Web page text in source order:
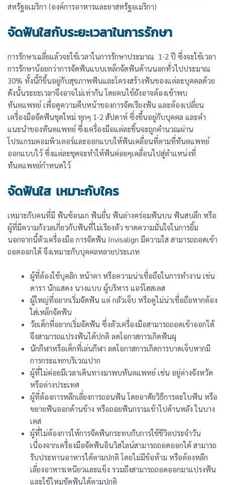
สหรัฐอเมริกา (องค์การอาหารและยาสหรัฐอเมริกา)
จัดฟันใสกับระยะเวลาในการรักษา
การรักษาเฉลี่ยแล้วจะใช้เวลาในการรักษาประมาณ 1-2 ปี ซึ่งจะใช้เวลา
การรักษาน้อยกว่าการจัดฟันแบบเหล็กจัดฟันด้านนอกทั่วไปประมาณ
30% ทั้งนี้ก็ขึ้นอยู่กับสุขภาพฟันและโครงสร้างฟันของแต่ละบุคคลด้วย
ดังนั้นระยะเวลาจึงอาจไม่เท่ากัน โดยคนไข้ยังอาจต้องเข้าพบ
ทันตแพทย์ เพื่อดูความคืบหน้าของการจัดเรียงฟัน และต้องเปลี่ยน
เครื่องมือจัดฟันชุดใหม่ ทุกๆ 1-2 สัปดาห์ ซึ่งขึ้นอยู่กับบุคคล และคำ
แนะนำของทันตแพทย์ ซึ่งเครื่องมือแต่ละชิ้นจะถูกคำนวณผ่าน
โปรแกรมคอมพิวเตอร์และออกแบบให้ฟันเคลื่อนที่ตามที่ทันตแพทย์
ออกแบบไว้ ซึ่งแต่ละชุดจะทำให้ฟันค่อยๆเคลื่อนไปสู่ตำแหน่งที่
ทันตแพทย์กำหนดไว้
จัดฟันใส เหมาะกับใคร
เหมาะกับคนที่มี ฟันซ้อนเก ฟันยื่น ฟันล่างคร่อมฟันบน ฟันสบลึก หรือ
ผู้ที่มีความกังวลเกี่ยวกับฟันที่ไม่เรียงตัว ขาดความมั่นใจในการยิ้ม
นอกจากนี้ตัวเครื่องมือ การจัดฟัน Invisalign มีความใส สามารถถอดเข้า
ถอดออกได้ จึงเหมาะกับบุคคลหลายประเภท
ผู้ที่ต้องใช้บุคลิก หน้าตา หรือความน่าเชื่อถือในการทำงาน เช่น
ดารา นักแสดง นางแบบ ผู้บริหาร แอร์โฮสเตส
ผู้ใหญ่ที่อยากเริ่มจัดฟัน แต่ กลัวเจ็บ หรือดูไม่น่าเชื่อถือหากต้อง
ใส่เหล็กจัดฟัน
วัยเด็กที่อยากเริ่มจัดฟัน ซึ่งตัวเครื่องมือสามารถถอดเข้าออกได้
จึงสามารถแปรงฟันได้ปกติ ลดโอกาสการเกิดฟันผุ
นักกีฬาหรือเด็กที่เล่นกีฬา ลดโอกาสการเกิดการบาดเจ็บหากมี
การกระแทกบริเวณปาก
ผู้ที่ไม่ค่อยมีเวลาเดินทางมาพบทันตแพทย์ เช่น อยู่ต่างจังหวัด
หรือต่างประเทศ
ผู้ที่ต้องการหลีกเลี่ยงการถอนฟัน โดยอาศัยวิธีการตะไบฟัน หรือ
ขยายฟันออกด้านข้าง หรือถอยฟันกรามเข้าไปด้านหลัง ในบาง
เคส
ผู้ที่ไม่ต้องการให้การจัดฟันกระทบกับการใช้ชีวิตประจำวัน
เนื่องจากเครื่องมือจัดฟันอินวิสไลน์สามารถถอดออกได้ สามารถ
รับประทานอาหารได้ตามปกติ โดยไม่มีข้อห้าม หรือต้องหลีก
เลี่ยงอาหารเหนียวและแข็ง รวมถึงสามารถถอดออกมาแปรงฟัน
และใช้ไหมขัดฟันได้ตามปกติ